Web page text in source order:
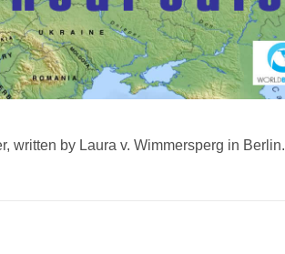
written by Laura v. Wimmersperg in Berlin.